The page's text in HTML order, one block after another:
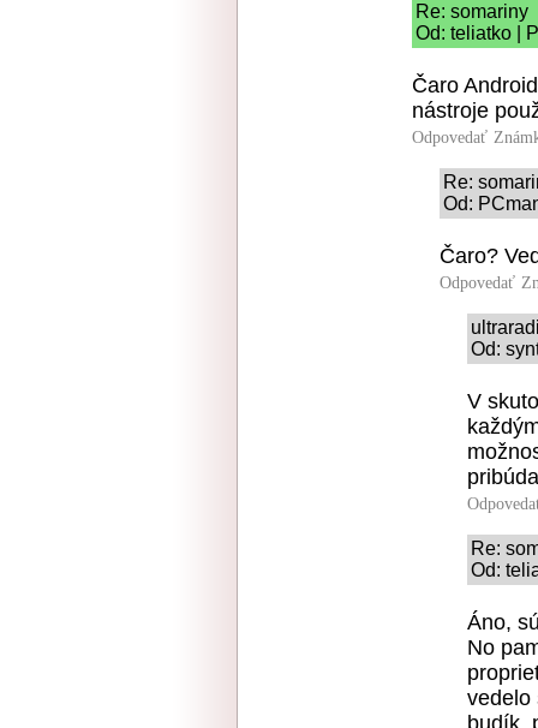
Re: somariny
Od: teliatko |
Čaro
nástroje
Odpovedať
Re:
Od:
Čaro?
Odpovedať
Od:
V
Re:
Od:
Áno,
No
vedelo
budík,